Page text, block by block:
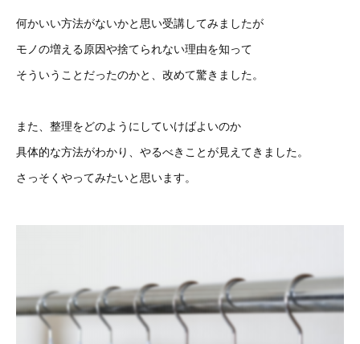
何かいい方法がないかと思い受講してみましたが
モノの増える原因や捨てられない理由を知って
そういうことだったのかと、改めて驚きました。
また、整理をどのようにしていけばよいのか
具体的な方法がわかり、やるべきことが見えてきました。
さっそくやってみたいと思います。